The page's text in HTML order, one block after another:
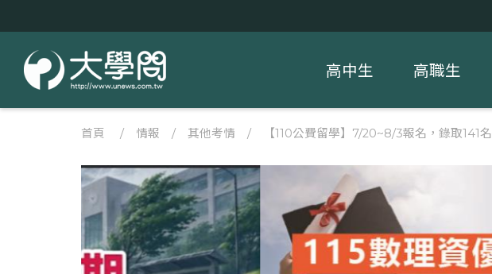
高中生 高職生
首頁 / 情報 / 其他考情 / 【110公費留學】7/20~8/3報名，錄取141名